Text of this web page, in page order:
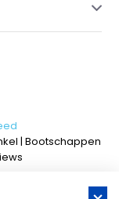
| Bootschappen